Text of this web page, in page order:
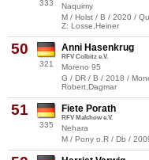
333
Naquimy
M / Holst / B / 2020 /
Z: Losse,Heiner
50
321
Anni Hasenkrug
RFV Colbitz e.V.
Moreno 95
G / DR / B / 2018 /
Robert,Dagmar
51
335
Fiete Porath
RFV Malchow e.V.
Nehara
M / Pony o.R / Db /